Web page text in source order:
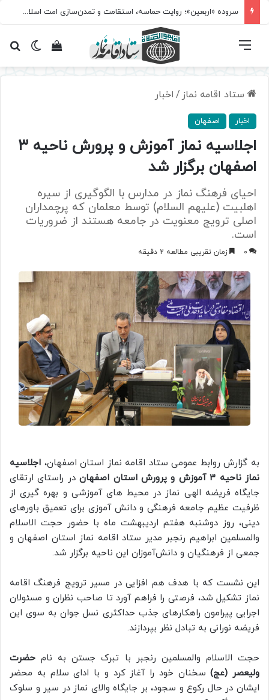
سروده‌ «اربعین»؛ روایت حماسه، استقامت و تمدن‌سازی امت اسلامی
تغییرمشاهده فهرست
ستاد اقامه نماز / اخبار
اخبار اصفهان
اجلاسیه نماز آموزش و پرورش ناحیه ۳
اصفهان برگزار شد
احیای فرهنگ نماز در مدارس با الگوگیری از سیره
اهلبیت (علیهم السلام) توسط معلمان که پرچمداران
اصلی ترویج معنویت در جامعه هستند از ضروریات
است.
0 زمان تقریبی مطالعه 2 دقیقه
به گزارش روابط عمومی ستاد اقامه نماز استان اصفهان، اجلاسیه
نماز ناحیه ۳ آموزش و پرورش استان اصفهان
در راستای ارتقای
جایگاه فریضه الهی نماز در محیط های آموزشی و بهره گیری از
ظرفیت عظیم جامعه فرهنگی و دانش آموزی برای تعمیق باورهای
دینی، روز دوشنبه هفتم اردیبهشت ماه با حضور حجت الاسلام
والمسلمین ابراهیم رنجبر مدیر ستاد اقامه نماز استان اصفهان و
جمعی از فرهنگیان و دانش‌آموزان این ناحیه برگزار شد.
این نشست که با هدف هم افزایی در مسیر ترویج فرهنگ اقامه
نماز تشکیل شد، فرصتی را فراهم آورد تا صاحب نظران و مسئولان
اجرایی پیرامون راهکارهای جذب حداکثری نسل جوان به سوی این
فریضه نورانی به تبادل نظر بپردازند.
حجت الاسلام والمسلمین رنجبر با تبرک جستن به نامحضرت
ولیعصر (عج)سخنان خود را آغاز کرد و با ادای سلام به محضر
ایشان در حال رکوع و سجود، بر جایگاه والای نماز در سیر و سلوک